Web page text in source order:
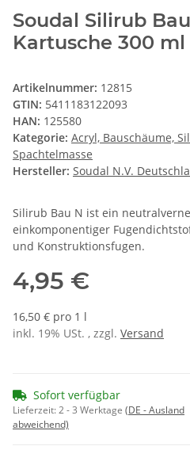
Soudal Silirub
Kartusche 300 ml
Artikelnummer: 12815
GTIN: 5411183122093
HAN: 125580
Kategorie: Acryl, Bauschäume,
Spachtelmasse
Hersteller: Soudal N.V.
Silirub Bau N ist ein
einkomponentiger
und Konstruktionsfugen.
4,95 €
16,50 € pro 1 l
inkl. 19% USt. , zzgl. Versand
Sofort verfügbar
Lieferzeit:2 - 3 Werktage (DE - Ausland
abweichend)